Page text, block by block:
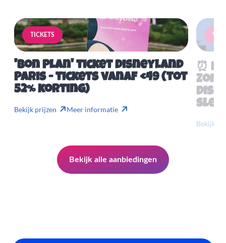
TICKETS
'Bon Plan' ticket Disneyland
Paris - tickets vanaf €49 (tot
52% korting)
Bekijk prijzen Meer informatie
⏰
Bekijk
Bekijk alle aanbiedingen